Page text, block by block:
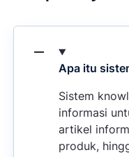
Apa itu
Sistem
informasi
artikel
produk,